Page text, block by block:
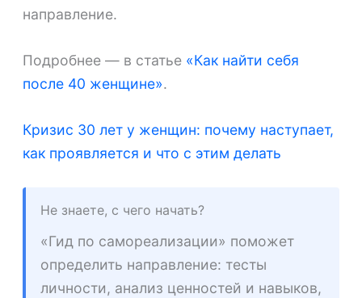
направление.
Подробнее — в статье «Как найти себя
после 40 женщине».
Кризис 30 лет у женщин: почему наступает,
как проявляется и что с этим делать
Не знаете, с чего начать?
«Гид по самореализации» поможет
определить направление: тесты
личности, анализ ценностей и навыков,